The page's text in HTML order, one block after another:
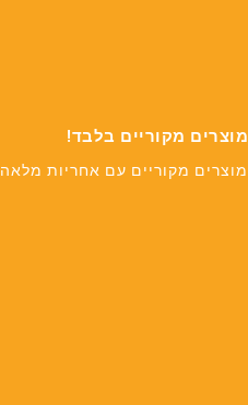
מוצרים מקוריים בלבד!
מוצרים מקוריים עם אחריות מלאה